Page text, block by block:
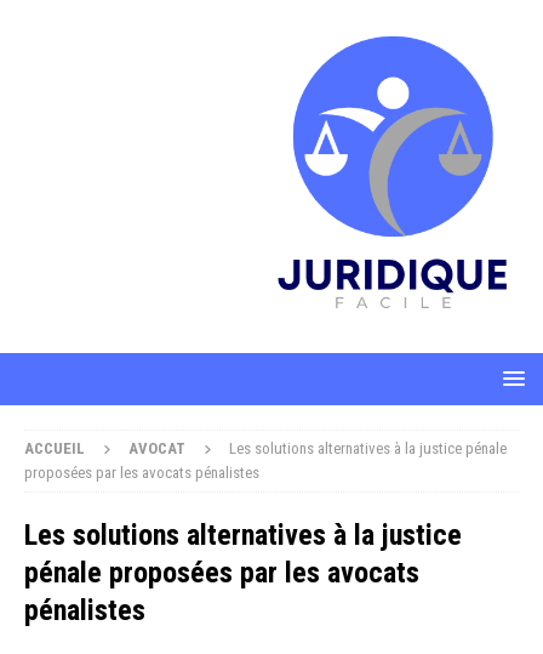
ACCUEIL AVOCAT
Les solutions alternatives à la justice pénale
proposées par les avocats pénalistes
Les solutions alternatives à la justice
pénale proposées par les avocats
pénalistes